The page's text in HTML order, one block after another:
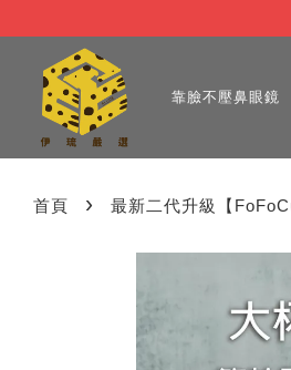
靠臉不壓鼻眼鏡
首頁 › 最新二代升級【